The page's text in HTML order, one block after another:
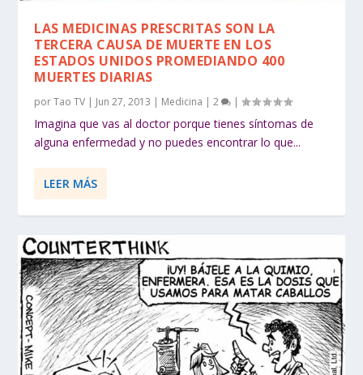
LAS MEDICINAS PRESCRITAS SON LA
TERCERA CAUSA DE MUERTE EN LOS
ESTADOS UNIDOS PROMEDIANDO 400
MUERTES DIARIAS
porTao TV | Jun 27, 2013 | Medicina |2 |
Imagina que vas al doctor porque tienes síntomas de
alguna enfermedad y no puedes encontrar lo que...
LEER MÁS